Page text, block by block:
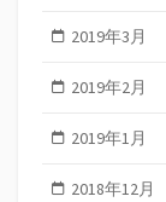
2019年3月
2019年2月
2019年1月
2018年12月